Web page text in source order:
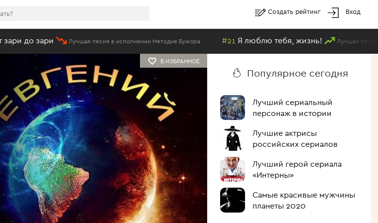
Создать рейтинг Вход
Лучшая песня в исполнении Методие Бужора #21 Я люблю тебя, жизнь! Лучшая песня в исполнении
В ИЗБРАННОЕ
Популярное сегодня
Лучший сериальный
персонаж в истории
Лучшие актрисы
российских сериалов
Лучший герой сериала
«Интерны»
Самые красивые мужчины
планеты 2020